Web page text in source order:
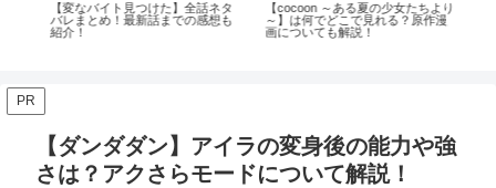
【変なバイト見つけた】全話ネタ
バレまとめ！最新話までの感想も
紹介！
【cocoon ～ある夏の少女たちより
～】は何でどこで見れる？原作漫
画についても解説！
PR
【ダンダダン】アイラの変身後の能力や強
さは？アクさらモードについて解説！